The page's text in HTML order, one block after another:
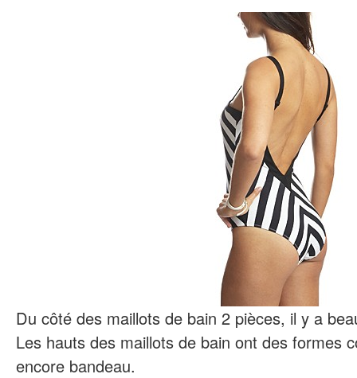
Du côté des maillots de bain 2 pièces, il y a
Les hauts des maillots de bain ont des formes
encore bandeau.